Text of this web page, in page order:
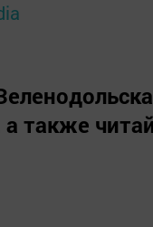
а также